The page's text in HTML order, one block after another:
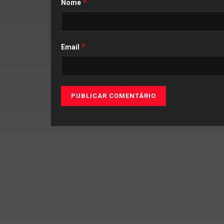
Nome *
Email *